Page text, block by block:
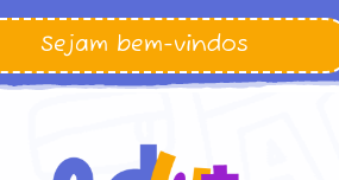
Sejam bem-vindos